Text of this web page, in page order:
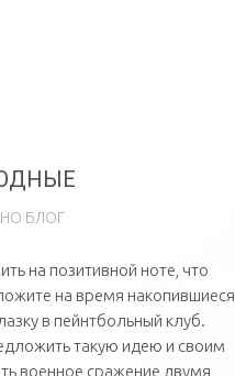
БЛОГ
на позитивной ноте, что
на время накопившиеся
в пейнтбольный клуб.
такую идею и своим
военное сражение двумя